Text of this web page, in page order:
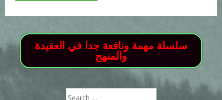
سلسلة مهمة ونافعة جدا في العقيدة
والمنهج
Search